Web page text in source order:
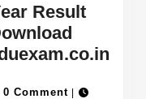
Result
0 Comment |